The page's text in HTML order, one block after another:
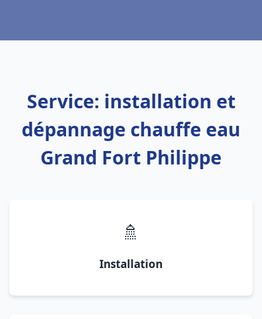
Service: installation et
dépannage chauffe eau
Grand Fort Philippe
🚿
Installation